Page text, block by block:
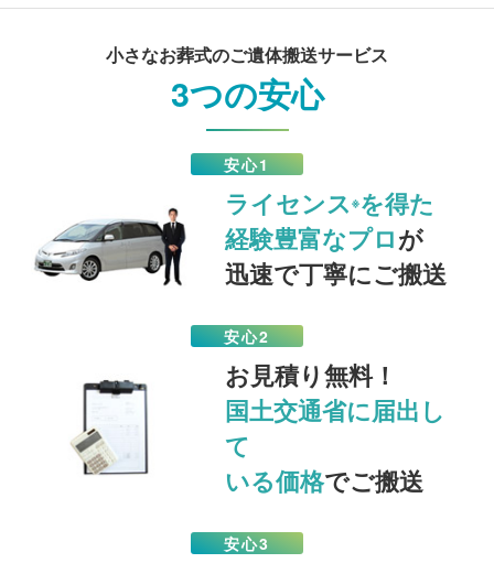
小さなお葬式のご遺体搬送サービス
3つの安心
安心1
ライセンス※を得た
経験豊富なプロが
迅速で丁寧にご搬送
安心2
お見積り無料！
国土交通省に届出し
て
いる価格でご搬送
安心3